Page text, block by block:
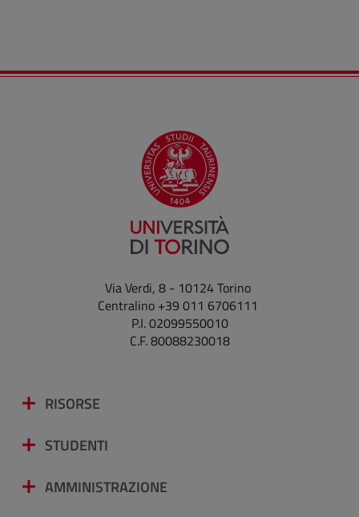
Via Verdi, 8 - 10124 Torino
Centralino +39 011 6706111
P.I. 02099550010
C.F. 80088230018
RISORSE
STUDENTI
AMMINISTRAZIONE